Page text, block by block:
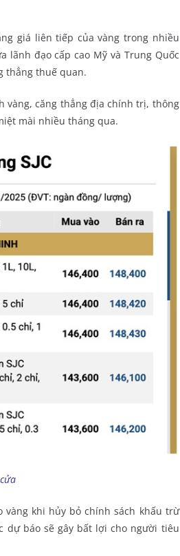
giá liên tiếp của vàng trong nhiều
đạo cấp cao Mỹ và Trung Quốc
thẳng thuế quan.
vàng, căng thẳng địa chính trị, thông
mài nhiều tháng qua.
vàng khi hủy bỏ chính sách khấu trừ
dự báo sẽ gây bất lợi cho người tiêu